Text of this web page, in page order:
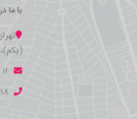
با ما
(یکم)،